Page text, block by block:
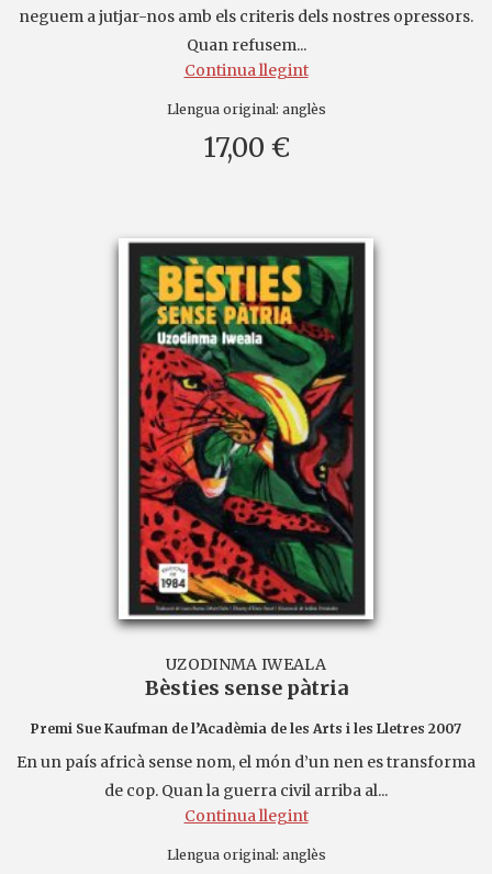
neguem a jutjar-nos amb els criteris dels nostres opressors.
Quan refusem...
Continua llegint
Llengua original: anglès
17,00 €
UZODINMA IWEALA
Bèsties sense pàtria
Premi Sue Kaufman de l’Acadèmia de les Arts i les Lletres 2007
En un país africà sense nom, el món d’un nen es transforma
de cop. Quan la guerra civil arriba al...
Continua llegint
Llengua original: anglès